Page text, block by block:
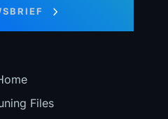
Files